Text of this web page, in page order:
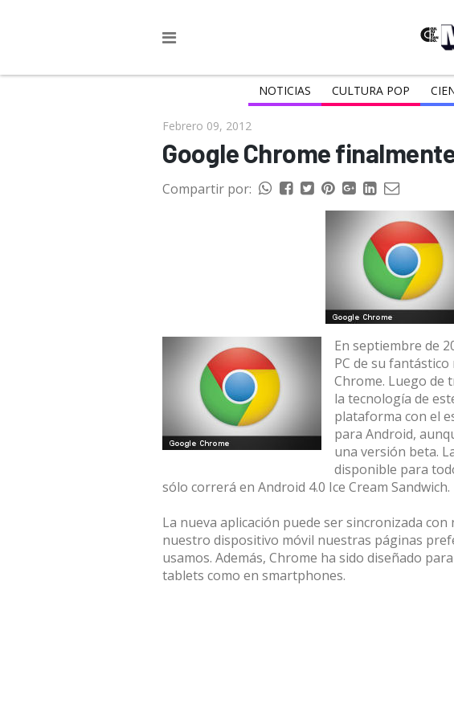
NOTICIAS CULTURA POP
Febrero 09, 2012
Google Chrome
Compartir por:
En septiembre de
PC de su
Chrome. Luego de
la tecnología de
plataforma con el
para Android,
una versión beta.
disponible para
sólo correrá en Android 4.0 Ice Cream Sandwich.
La nueva aplicación puede ser sincronizada
nuestro dispositivo móvil nuestras páginas
usamos. Además, Chrome ha sido diseñado
tablets como en smartphones.